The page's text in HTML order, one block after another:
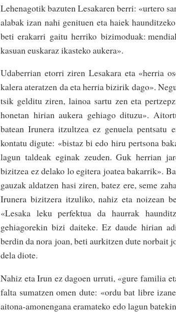
Lehenagotik bazuten Lesakaren be­rri: «urtero
alabak­ izan nahi­ genituen eta haiek
beti erakarri gaitu­ herriko bizimoduak:
kasuan euskaraz ikasteko aukera»­­.
Udaberrian etorri ziren Lesakara eta «herria
kalera ateratzen­ da eta herria bizirik dago».
tsik­ gelditu ziren, lainoa sartu zen eta
honetan hirian aukera gehiago dituzu».
batean Irunera itzul­tzea ez genuela pen­tsatu
kontatu digu­te: «bistaz bi edo hiru pertsona
lagun taldeak eginak zeuden. Guk herrian
bizitzea ez delako lo egite­ra joatea bakarrik».
gauzak aldatzen hasi ziren, batez ere, seme
Irunera bizitze­ra itzuli­ko, nahiz eta noizean
«Lesaka leku perfektua da haurrak
gehiagorekin bizi daiteke. Ez daude hirian
berdin da nora joan, beti aurkitzen dute norbait
dela diote.
Nahiz eta Irun ez dagoen urruti, «gure familia
falta sumatzen­ omen dute: «ordu bat libre
aitona-amonenga­na eramateko edo lagun